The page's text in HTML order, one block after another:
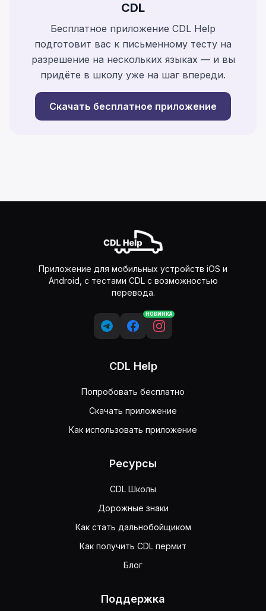
CDL
Бесплатное приложение CDL Help
подготовит вас к письменному тесту на
разрешение на нескольких языках — и вы
придёте в школу уже на шаг впереди.
Скачать бесплатное приложение
Приложение для мобильных устройств iOS и
Android, с тестами CDL с возможностью
перевода.
НОВИНКА
CDL Help
Попробовать бесплатно
Скачать приложение
Как использовать приложение
Ресурсы
CDL Школы
Дорожные знаки
Как стать дальнобойщиком
Как получить CDL пермит
Блог
Поддержка